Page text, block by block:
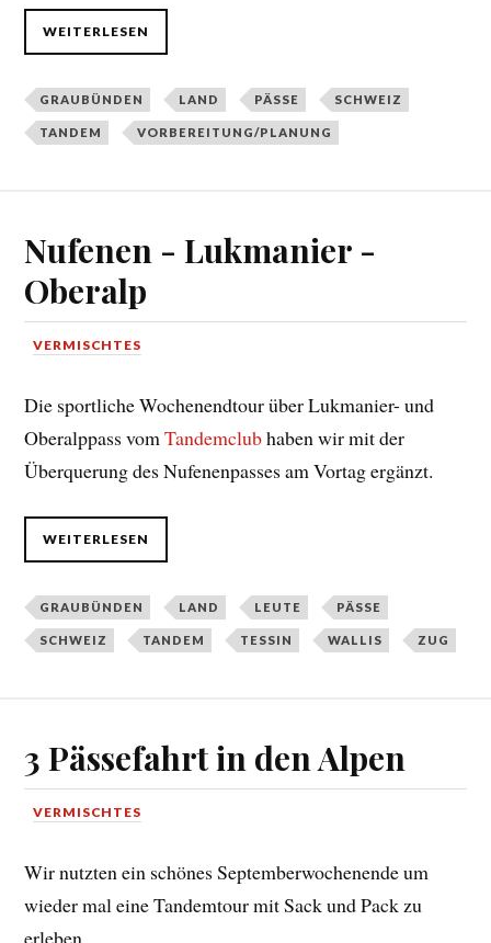
WEITERLESEN
GRAUBÜNDEN LAND PÄSSE SCHWEIZ
TANDEM VORBEREITUNG/PLANUNG
Nufenen - Lukmanier -
Oberalp
VERMISCHTES
Die sportliche Wochenendtour über Lukmanier- und
Oberalppass vomTandemclubhaben wir mit der
Überquerung des Nufenenpasses am Vortag ergänzt.
WEITERLESEN
GRAUBÜNDEN LAND LEUTE PÄSSE
SCHWEIZ TANDEM TESSIN WALLIS ZUG
3 Pässefahrt in den Alpen
VERMISCHTES
Wir nutzten ein schönes Septemberwochenende um
wieder mal eine Tandemtour mit Sack und Pack zu